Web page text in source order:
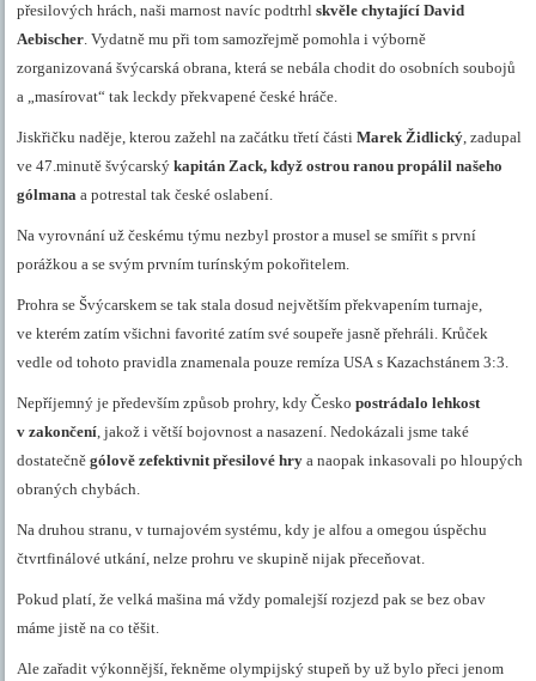
přesilových hrách, naši marnost navíc podtrhlskvěle chytající David
Aebischer. Vydatně mu při tom samozřejmě pomohla i výborně
zorganizovaná švýcarská obrana, která se nebála chodit do osobních soubojů
a „masírovat“ tak leckdy překvapené české hráče.
Jiskřičku naděje, kterou zažehl na začátku třetí částiMarek Židlický, zadupal
ve 47.minutě švýcarskýkapitán Zack, když ostrou ranou propálil našeho
gólmana a potrestal tak české oslabení.
Na vyrovnání už českému týmu nezbyl prostor a musel se smířit s první
porážkou a se svým prvním turínským pokořitelem.
Prohra se Švýcarskem se tak stala dosud největším překvapením turnaje,
ve kterém zatím všichni favorité zatím své soupeře jasně přehráli. Krůček
vedle od tohoto pravidla znamenala pouze remíza USA s Kazachstánem 3:3.
Nepříjemný je především způsob prohry, kdy Českopostrádalo lehkost
v zakončení, jakož i větší bojovnost a nasazení. Nedokázali jsme také
dostatečněgólově zefektivnit přesilové hry a naopak inkasovali po hloupých
obraných chybách.
Na druhou stranu, v turnajovém systému, kdy je alfou a omegou úspěchu
čtvrtfinálové utkání, nelze prohru ve skupině nijak přeceňovat.
Pokud platí, že velká mašina má vždy pomalejší rozjezd pak se bez obav
máme jistě na co těšit.
Ale zařadit výkonnější, řekněme olympijský stupeň by už bylo přeci jenom